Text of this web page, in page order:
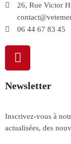
26, Rue Victor
06 44 67 83 45
Newsletter
Inscrivez-vous à
actualisées, des